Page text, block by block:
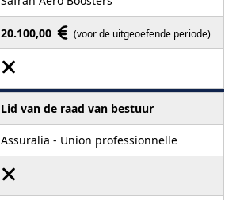
20.100,00 (voor de uitgeoefende periode)
Lid van de raad van bestuur
Assuralia - Union professionnelle